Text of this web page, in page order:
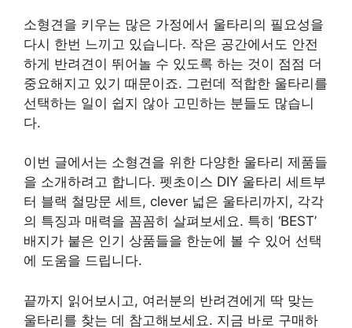
소형견을 키우는 많은 가정에서 울타리의 필요성을
다시 한번 느끼고 있습니다. 작은 공간에서도 안전
하게 반려견이 뛰어놀 수 있도록 하는 것이 점점 더
중요해지고 있기 때문이죠. 그런데 적합한 울타리를
선택하는 일이 쉽지 않아 고민하는 분들도 많습니
다.
이번 글에서는 소형견을 위한 다양한 울타리 제품들
을 소개하려고 합니다. 펫초이스 DIY 울타리 세트부
터 블랙 철망문 세트, clever 넓은 울타리까지, 각각
의 특징과 매력을 꼼꼼히 살펴보세요. 특히 ‘BEST’
배지가 붙은 인기 상품들을 한눈에 볼 수 있어 선택
에 도움을 드립니다.
끝까지 읽어보시고, 여러분의 반려견에게 딱 맞는
울타리를 찾는 데 참고해보세요. 지금 바로 구매하